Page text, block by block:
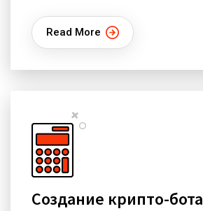
Read More
Создание крипто-бота